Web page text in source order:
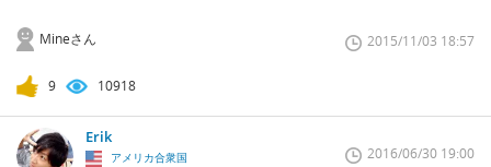
Mineさん 2015/11/03 18:57
9 10918
Erik
アメリカ合衆国 2016/06/30 19:00